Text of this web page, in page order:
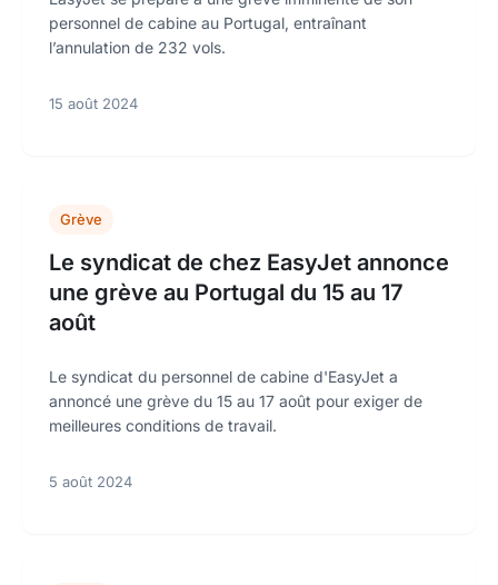
personnel de cabine au Portugal, entraînant
l’annulation de 232 vols.
15 août 2024
Grève
Le syndicat de chez EasyJet annonce
une grève au Portugal du 15 au 17
août
Le syndicat du personnel de cabine d'EasyJet a
annoncé une grève du 15 au 17 août pour exiger de
meilleures conditions de travail.
5 août 2024